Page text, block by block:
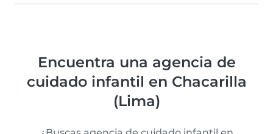
Encuentra una agencia de
cuidado infantil en Chacarilla
(Lima)